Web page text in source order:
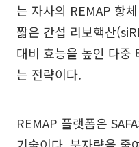
는 자사의 REMAP 항
짧은 간섭 리보핵산
대비 효능을 높인 다중
는 전략이다.
REMAP 플랫폼은